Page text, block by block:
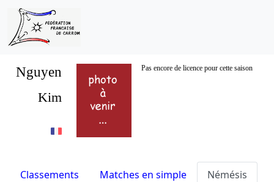
Nguyen Pas encore de licence pour cette saison
Kim
Classements Matches en simple Némésis